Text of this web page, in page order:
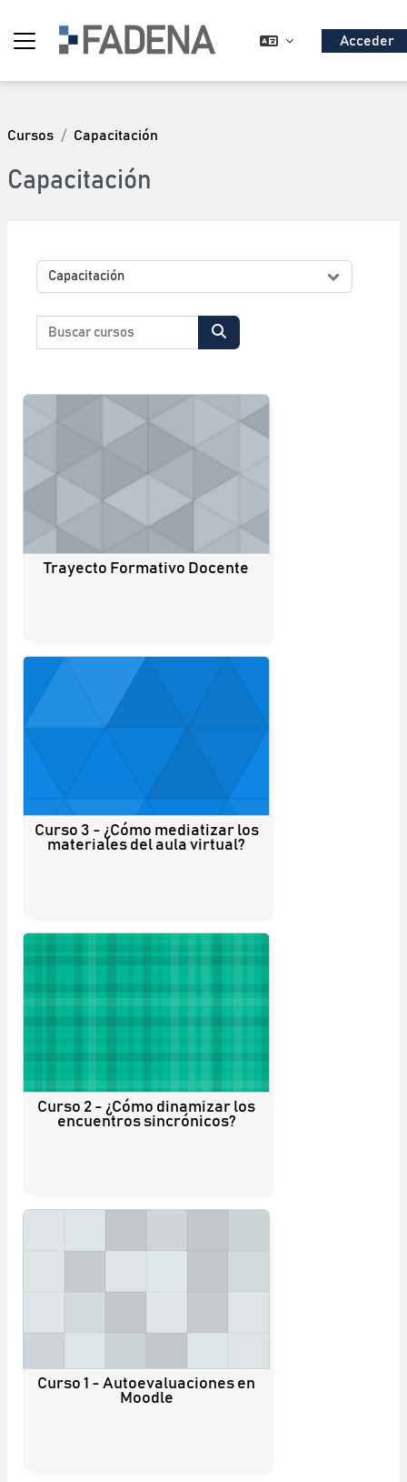
Acceder
Cursos Capacitación
Capacitación
Categorías
Buscar cursos
Buscar cursos
Trayecto Formativo Docente
Curso 3 - ¿Cómo mediatizar los
materiales del aula virtual?
Curso 2 - ¿Cómo dinamizar los
encuentros sincrónicos?
Curso 1 - Autoevaluaciones en
Moodle